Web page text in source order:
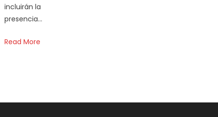
incluirán la
presencia…
Read More